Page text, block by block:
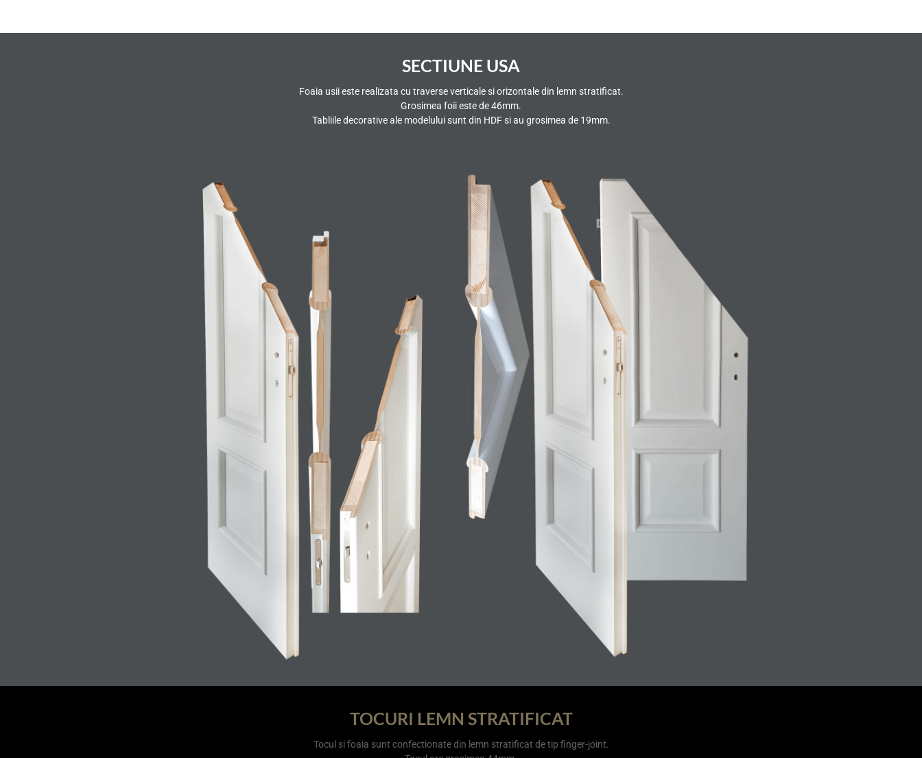
SECTIUNE USA
Foaia usii este realizata cu traverse verticale si orizontale din lemn stratificat.
Grosimea foii este de 46mm.
Tabliile decorative ale modelului sunt din HDF si au grosimea de 19mm.
TOCURI LEMN STRATIFICAT
Tocul si foaia sunt confectionate din lemn stratificat de tip finger-joint.